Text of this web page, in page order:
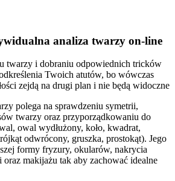
analiza twarzy on-line
twarzy i dobraniu odpowiednich tricków
Twoich atutów, bo wówczas
zejdą na drugi plan i nie będą widoczne
polega na sprawdzeniu symetrii,
twarzy oraz przyporządkowaniu do
owal wydłużony, koło, kwadrat,
odwrócony, gruszka, prostokąt). Jego
formy fryzury, okularów, nakrycia
oraz makijażu tak aby zachować idealne